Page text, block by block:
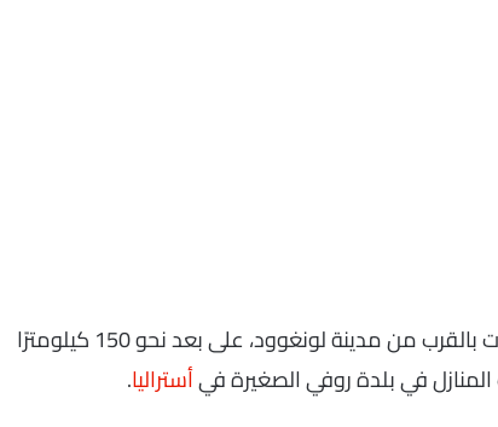
وقد أتت الحرائق على نحو 150 ألف هكتار من الغابات بالقرب من مدينة لونغوود، على بعد نحو 150 كيلومترًا
في بلدة روفي الصغيرة فيأستراليا.